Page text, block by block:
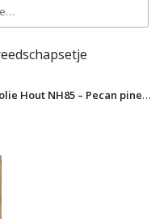
Hout NH85 – Pecan pine